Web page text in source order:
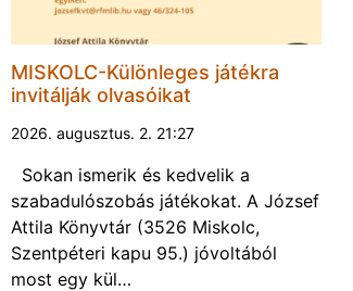
MISKOLC-Különleges játékra
invitálják olvasóikat
2026. augusztus. 2. 21:27
Sokan ismerik és kedvelik a
szabadulószobás játékokat. A József
Attila Könyvtár (3526 Miskolc,
Szentpéteri kapu 95.) jóvoltából
most egy kül…